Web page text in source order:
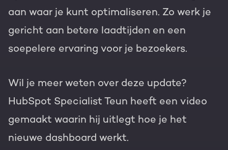
aan waar je kunt optimaliseren. Zo werk je
gericht aan betere laadtijden en een
soepelere ervaring voor je bezoekers.
Wil je meer weten over deze update?
HubSpot Specialist Teun heeft een video
gemaakt waarin hij uitlegt hoe je het
nieuwe dashboard werkt.